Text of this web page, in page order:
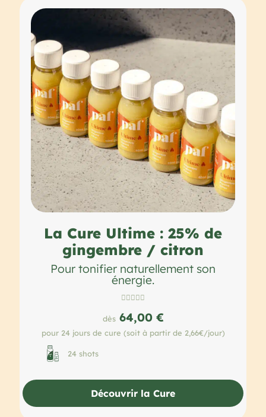
La Cure Ultime : 25% de
gingembre / citron
Pour tonifier naturellement son
énergie.

dès64,00 €
pour 24 jours de cure (soit à partir de 2,66€/jour)
24 shots
Découvrir la Cure